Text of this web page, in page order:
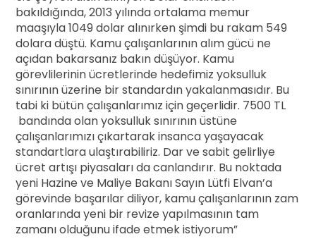
bakıldığında, 2013 yılında ortalama memur
maaşıyla 1049 dolar alınırken şimdi bu rakam 549
dolara düştü. Kamu çalışanlarının alım gücü ne
açıdan bakarsanız bakın düşüyor. Kamu
görevlilerinin ücretlerinde hedefimiz yoksulluk
sınırının üzerine bir standardın yakalanmasıdır. Bu
tabi ki bütün çalışanlarımız için geçerlidir. 7500 TL
bandında olan yoksulluk sınırının üstüne
çalışanlarımızı çıkartarak insanca yaşayacak
standartlara ulaştırabiliriz. Dar ve sabit gelirliye
ücret artışı piyasaları da canlandırır. Bu noktada
yeni Hazine ve Maliye Bakanı Sayın Lütfi Elvan’a
görevinde başarılar diliyor, kamu çalışanlarının zam
oranlarında yeni bir revize yapılmasının tam
zamanı olduğunu ifade etmek istiyorum”